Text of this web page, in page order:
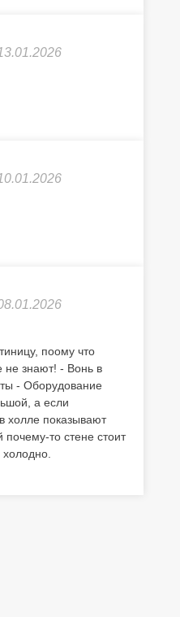
поому что
не знают! - Вонь в
- Оборудование
а если
холле показывают
то стене стоит